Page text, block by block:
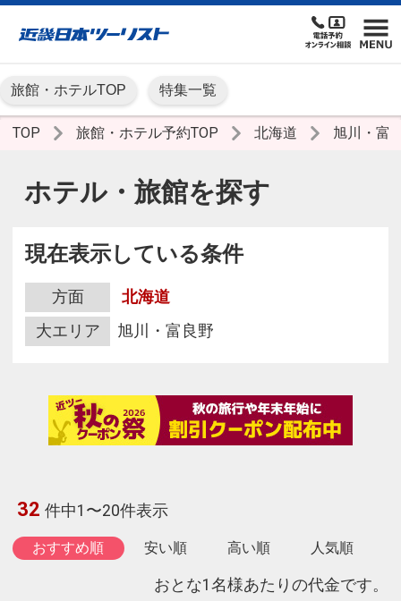
旅館・ホテルTOP 特集一覧
TOP 旅館・ホテル予約TOP 北海道 旭川・富
ホテル・旅館を探す
現在表示している条件
方面
北海道
大エリア
旭川・富良野
32 件中1〜20件表示
おすすめ順 安い順 高い順 人気順
おとな1名様あたりの代金です。